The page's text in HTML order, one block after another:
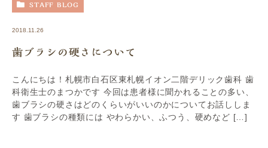
STAFF BLOG
2018.11.26
歯ブラシの硬さについて
こんにちは！札幌市白石区東札幌イオン二階デリック歯科 歯
科衛生士のまつかです 今回は患者様に聞かれることの多い、
歯ブラシの硬さはどのくらいがいいのかについてお話ししま
す 歯ブラシの種類には やわらかい、ふつう、硬めなど […]